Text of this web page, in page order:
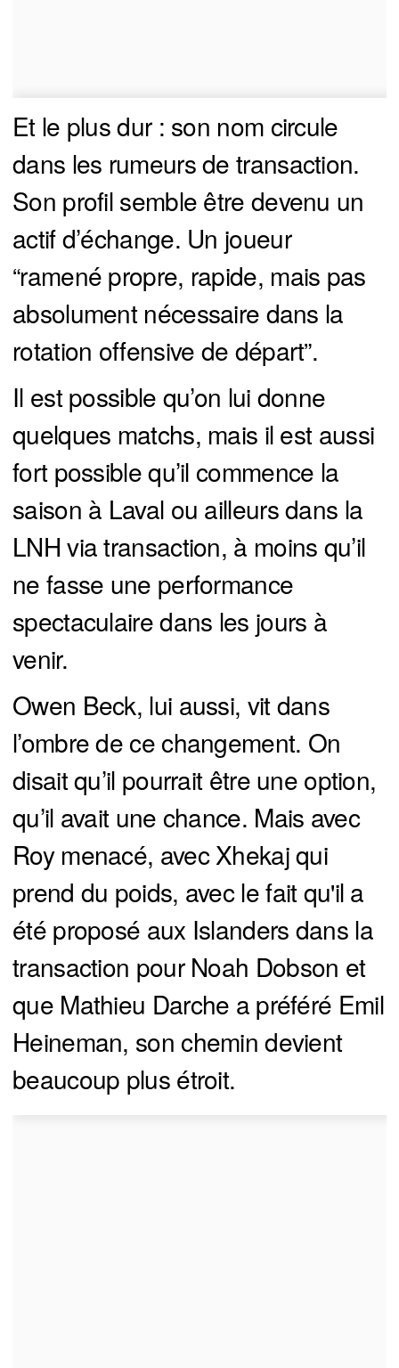
Et le plus dur : son nom circule
dans les rumeurs de transaction.
Son profil semble être devenu un
actif d’échange. Un joueur
“ramené propre, rapide, mais pas
absolument nécessaire dans la
rotation offensive de départ”.
Il est possible qu’on lui donne
quelques matchs, mais il est aussi
fort possible qu’il commence la
saison à Laval ou ailleurs dans la
LNH via transaction, à moins qu’il
ne fasse une performance
spectaculaire dans les jours à
venir.
Owen Beck, lui aussi, vit dans
l’ombre de ce changement. On
disait qu’il pourrait être une option,
qu’il avait une chance. Mais avec
Roy menacé, avec Xhekaj qui
prend du poids, avec le fait qu'il a
été proposé aux Islanders dans la
transaction pour Noah Dobson et
que Mathieu Darche a préféré Emil
Heineman, son chemin devient
beaucoup plus étroit.